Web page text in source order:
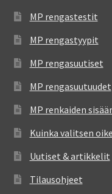
MP rengastestit
MP rengastyypit
MP rengasuutiset
MP rengasuutuudet
MP renkaiden
Kuinka valitsen
Uutiset & artikkelit
Tilausohjeet